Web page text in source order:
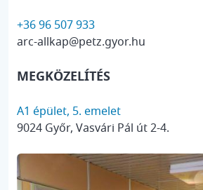
+36 96 507 933
arc-allkap@petz.gyor.hu
MEGKÖZELÍTÉS
A1 épület, 5. emelet
9024 Győr, Vasvári Pál út 2-4.